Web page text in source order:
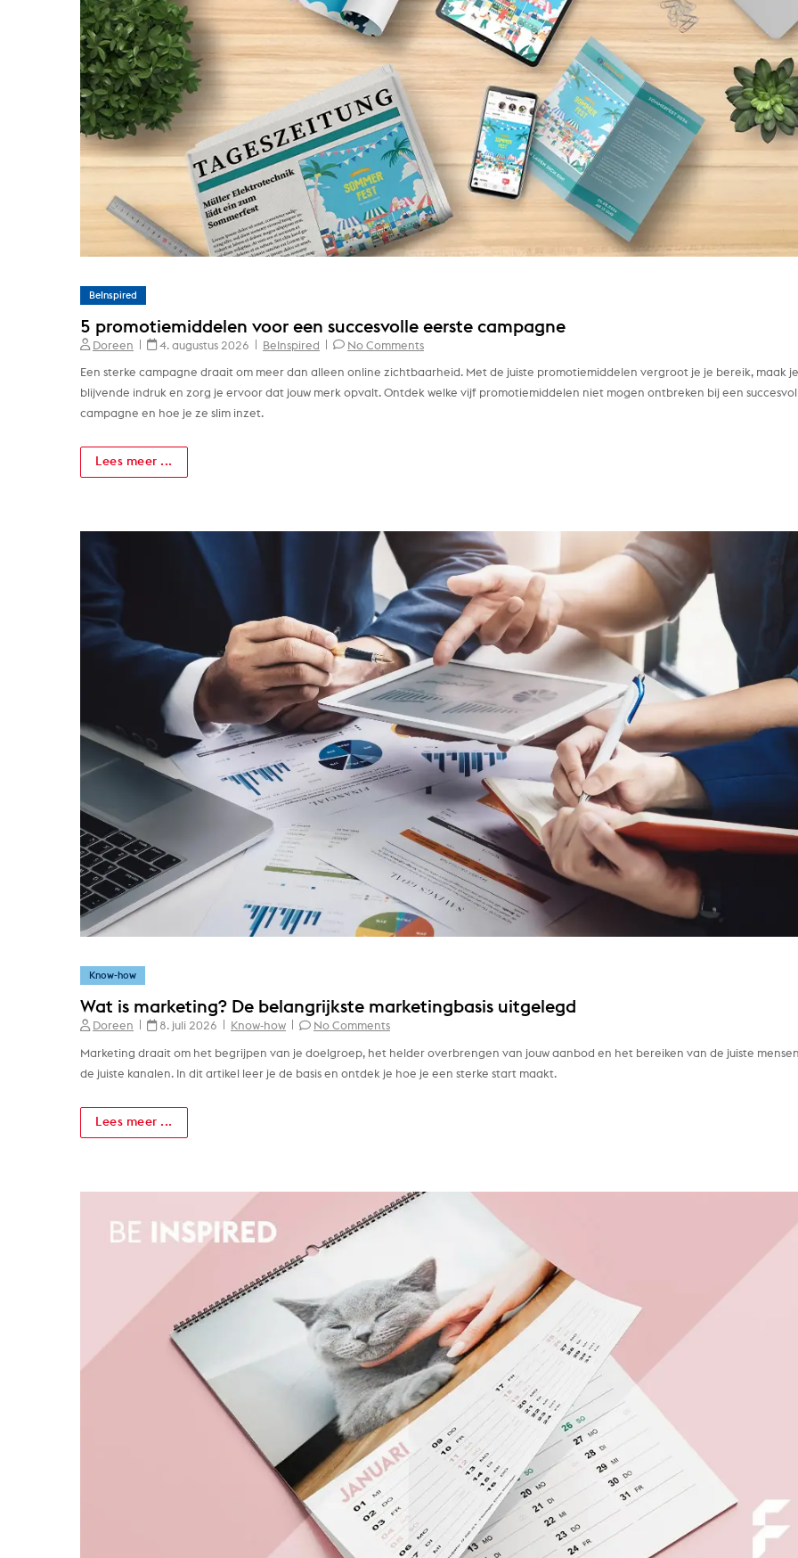
BeInspired
5 promotiemiddelen voor een succesvolle eerste campagne
Doreen 4. augustus 2026 BeInspired No Comments
Een sterke campagne draait om meer dan alleen online zichtbaarheid. Met de juiste promotiemiddelen vergroot je je bereik, maak
blijvende indruk en zorg je ervoor dat jouw merk opvalt. Ontdek welke vijf promotiemiddelen niet mogen ontbreken bij een
campagne en hoe je ze slim inzet.
Lees meer ...
Know-how
Wat is marketing? De belangrijkste marketingbasis uitgelegd
Doreen 8. juli 2026 Know-how No Comments
Marketing draait om het begrijpen van je doelgroep, het helder overbrengen van jouw aanbod en het bereiken van de juiste
de juiste kanalen. In dit artikel leer je de basis en ontdek je hoe je een sterke start maakt.
Lees meer ...